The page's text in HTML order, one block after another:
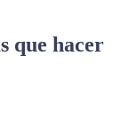
que hacer